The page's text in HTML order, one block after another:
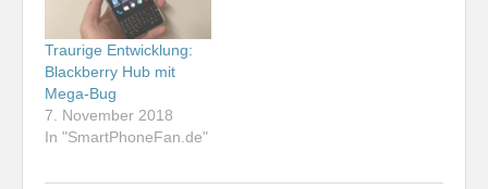
Traurige Entwicklung:
Blackberry Hub mit
Mega-Bug
7. November 2018
In "SmartPhoneFan.de"